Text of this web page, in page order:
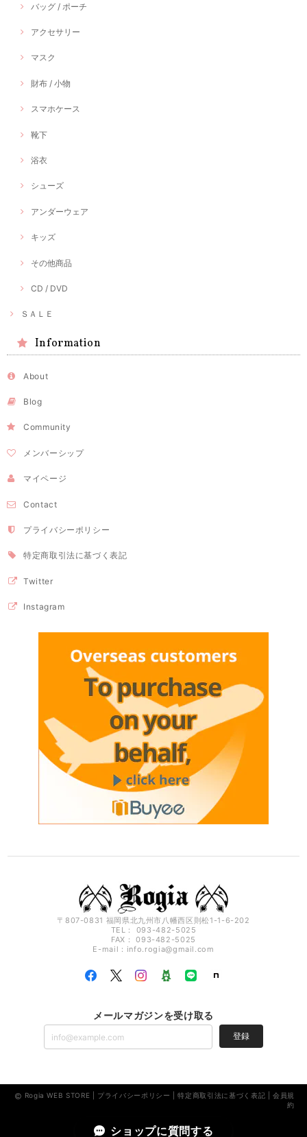
バッグ / ポーチ
アクセサリー
マスク
財布 / 小物
スマホケース
靴下
浴衣
シューズ
アンダーウェア
キッズ
その他商品
CD / DVD
ＳＡＬＥ
Information
About
Blog
Community
メンバーシップ
マイページ
Contact
プライバシーポリシー
特定商取引法に基づく表記
Twitter
Instagram
〒807-0831 福岡県北九州市八幡西区則松1-1-6-202
TEL： 093-482-5025
FAX： 093-482-5025
E-mail： info.rogia@gmail.com
メールマガジンを受け取る
登録
Rogia WEB STORE | プライバシーポリシー |特定商取引法に基づく表記 |会員規
約
ショップに質問する